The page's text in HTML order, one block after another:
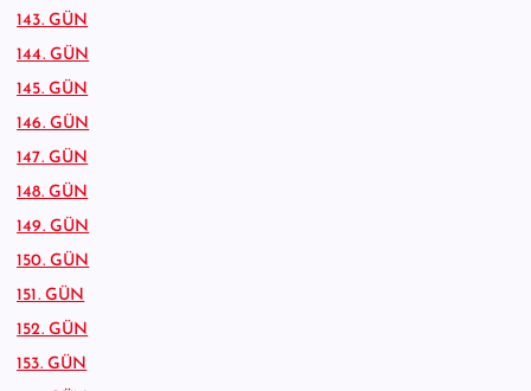
143. GÜN
144. GÜN
145. GÜN
146. GÜN
147. GÜN
148. GÜN
149. GÜN
150. GÜN
151. GÜN
152. GÜN
153. GÜN